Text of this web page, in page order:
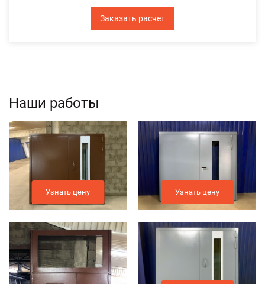
Заказать расчет
Наши работы
Узнать цену Узнать цену